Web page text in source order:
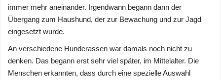
immer mehr aneinander. Irgendwann begann dann der
Übergang zum Haushund, der zur Bewachung und zur Jagd
eingesetzt wurde.
An verschiedene Hunderassen war damals noch nicht zu
denken. Das begann erst sehr viel später, im Mittelalter. Die
Menschen erkannten, dass durch eine spezielle Auswahl